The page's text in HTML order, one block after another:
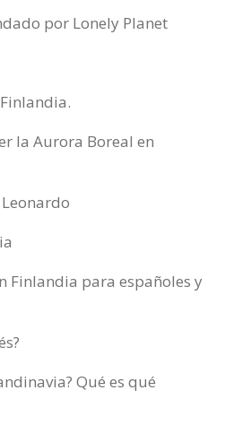
por Lonely Planet
la Aurora Boreal en
Leonardo
Finlandia para españoles y
Qué es qué